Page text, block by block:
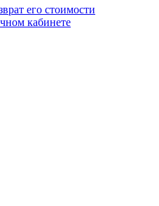
его стоимости
кабинете